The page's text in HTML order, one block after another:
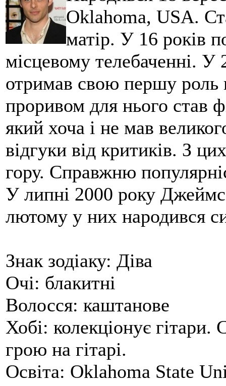
Oklahoma, USA.
матір. У 16 років
місцевому телебаченні. У
отримав свою першу роль
проривом для нього став
який хоча і не мав
відгуки від критиків. З
гору. Справжню
У липні 2000 року
лютому у них народився
Знак зодіаку: Діва
Очі: блакитні
Волосся: каштанове
Хобі: колекціонує
грою на гітарі.
Освіта: Oklahoma State